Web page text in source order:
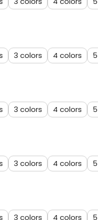
3 4
5
3 4
5
3 4
5
3 4
5